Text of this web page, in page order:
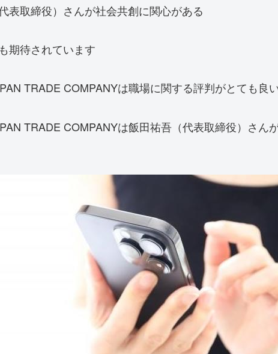
取締役）さんが社会共創に関心がある
期待されています
TRADE COMPANYは職場に関する評判がとても良
TRADE COMPANYは飯田祐吾（代表取締役）さん